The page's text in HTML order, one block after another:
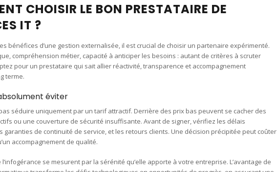
CHOISIR LE BON PRESTATAIRE DE
IT ?
bénéfices d’une gestion externalisée, il est crucial de choisir un partenaire expérimenté.
compréhension métier, capacité à anticiper les besoins : autant de critères à scruter
pour un prestataire qui sait allier réactivité, transparence et accompagnement
terme.
éviter
séduire uniquement par un tarif attractif. Derrière des prix bas peuvent se cacher des
ou une couverture de sécurité insuffisante. Avant de signer, vérifiez les délais
garanties de continuité de service, et les retours clients. Une décision précipitée peut coûter
accompagnement de qualité.
se mesurent par la sérénité qu’elle apporte à votre entreprise. L’avantage de